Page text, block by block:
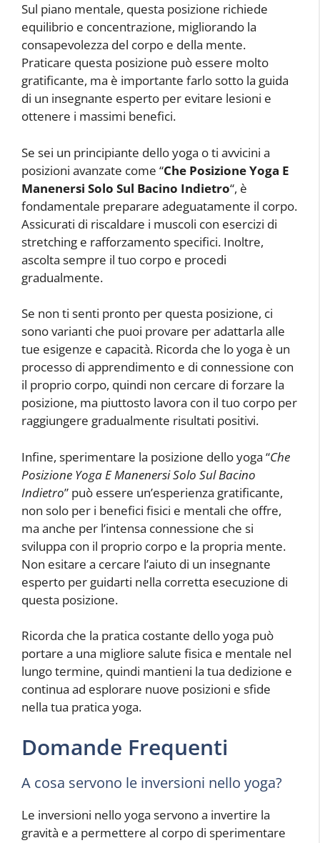
Sul piano mentale, questa posizione richiede
equilibrio e concentrazione, migliorando la
consapevolezza del corpo e della mente.
Praticare questa posizione può essere molto
gratificante, ma è importante farlo sotto la guida
di un insegnante esperto per evitare lesioni e
ottenere i massimi benefici.
Se sei un principiante dello yoga o ti avvicini a
posizioni avanzate come “Che Posizione Yoga E
Manenersi Solo Sul Bacino Indietro“, è
fondamentale preparare adeguatamente il corpo.
Assicurati di riscaldare i muscoli con esercizi di
stretching e rafforzamento specifici. Inoltre,
ascolta sempre il tuo corpo e procedi
gradualmente.
Se non ti senti pronto per questa posizione, ci
sono varianti che puoi provare per adattarla alle
tue esigenze e capacità. Ricorda che lo yoga è un
processo di apprendimento e di connessione con
il proprio corpo, quindi non cercare di forzare la
posizione, ma piuttosto lavora con il tuo corpo per
raggiungere gradualmente risultati positivi.
Infine, sperimentare la posizione dello yoga “Che
Posizione Yoga E Manenersi Solo Sul Bacino
Indietro” può essere un’esperienza gratificante,
non solo per i benefici fisici e mentali che offre,
ma anche per l’intensa connessione che si
sviluppa con il proprio corpo e la propria mente.
Non esitare a cercare l’aiuto di un insegnante
esperto per guidarti nella corretta esecuzione di
questa posizione.
Ricorda che la pratica costante dello yoga può
portare a una migliore salute fisica e mentale nel
lungo termine, quindi mantieni la tua dedizione e
continua ad esplorare nuove posizioni e sfide
nella tua pratica yoga.
Domande Frequenti
A cosa servono le inversioni nello yoga?
Le inversioni nello yoga servono a invertire la
gravità e a permettere al corpo di sperimentare